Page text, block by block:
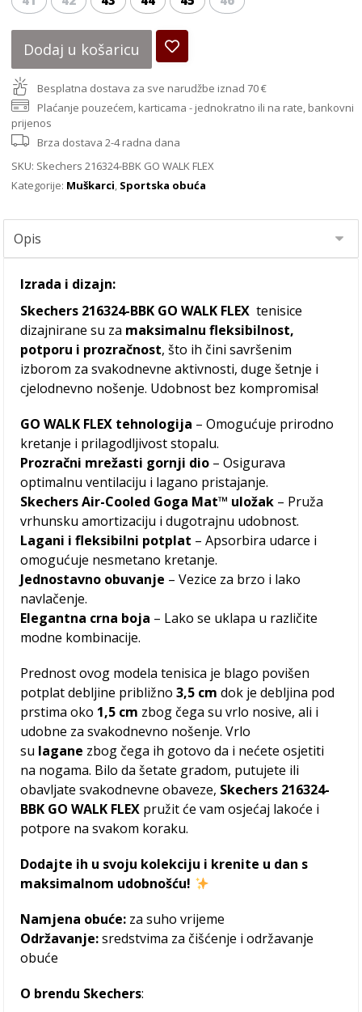
Dodaj u košaricu
Besplatna dostava za sve narudžbe iznad 70 €
Plaćanje pouzećem, karticama - jednokratno ili na rate, bankovni
prijenos
Brza dostava 2-4 radna dana
SKU: Skechers 216324-BBK GO WALK FLEX
Kategorije: Muškarci, Sportska obuća
Izrada i dizajn:
Skechers 216324-BBK GO WALK FLEX tenisice
dizajnirane su za maksimalnu fleksibilnost,
potporu i prozračnost, što ih čini savršenim
izborom za svakodnevne aktivnosti, duge šetnje i
cjelodnevno nošenje. Udobnost bez kompromisa!
GO WALK FLEX tehnologija – Omogućuje prirodno
kretanje i prilagodljivost stopalu.
Prozračni mrežasti gornji dio – Osigurava
optimalnu ventilaciju i lagano pristajanje.
Skechers Air-Cooled Goga Mat™ uložak – Pruža
vrhunsku amortizaciju i dugotrajnu udobnost.
Lagani i fleksibilni potplat – Apsorbira udarce i
omogućuje nesmetano kretanje.
Jednostavno obuvanje – Vezice za brzo i lako
navlačenje.
Elegantna crna boja – Lako se uklapa u različite
modne kombinacije.
Prednost ovog modela tenisica je blago povišen
potplat debljine približno3,5 cm dok je debljina pod
prstima oko 1,5 cm zbog čega su vrlo nosive, ali i
udobne za svakodnevno nošenje. Vrlo
su lagane zbog čega ih gotovo da i nećete osjetiti
na nogama. Bilo da šetate gradom, putujete ili
obavljate svakodnevne obaveze, Skechers 216324-
BBK GO WALK FLEX pružit će vam osjećaj lakoće i
potpore na svakom koraku.
Dodajte ih u svoju kolekciju i krenite u dan s
maksimalnom udobnošću!
Namjena obuće: za suho vrijeme
Održavanje:sredstvima za čišćenje i održavanje
obuće
O brendu Skechers: